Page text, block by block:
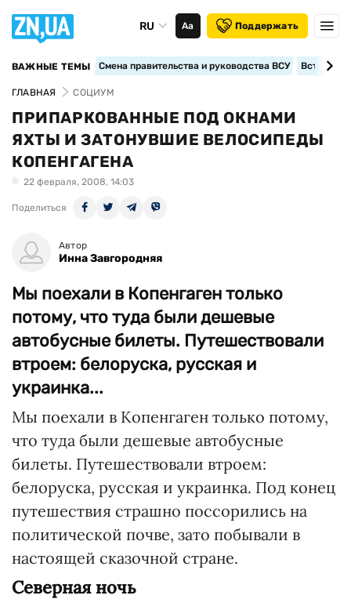
RU Аа Поддержать
ВАЖНЫЕ ТЕМЫ Смена правительства и руководства ВСУ
ГЛАВНАЯ СОЦИУМ
ПРИПАРКОВАННЫЕ ПОД ОКНАМИ
ЯХТЫ И ЗАТОНУВШИЕ ВЕЛОСИПЕДЫ
КОПЕНГАГЕНА
22 февраля, 2008, 14:03
Поделиться
Автор
Инна Завгородняя
Мы поехали в Копенгаген только
потому, что туда были дешевые
автобусные билеты. Путешествовали
втроем: белоруска, русская и
украинка...
Мы поехали в Копенгаген только потому,
что туда были дешевые автобусные
билеты. Путешествовали втроем:
белоруска, русская и украинка. Под конец
путешествия страшно поссорились на
политической почве, зато побывали в
настоящей сказочной стране.
Северная ночь